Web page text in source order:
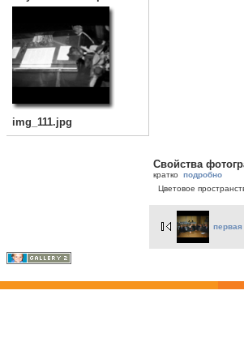
img_111.jpg
Свойства
кратко подробно
Цветовое
первая